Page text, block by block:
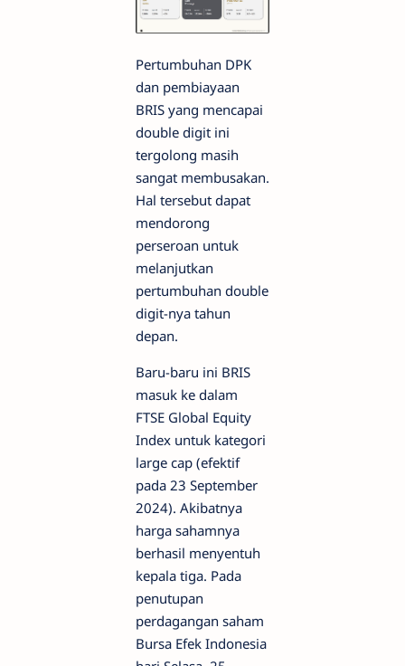
Pertumbuhan DPK
dan pembiayaan
BRIS yang mencapai
double digit ini
tergolong masih
sangat membusakan.
Hal tersebut dapat
mendorong
perseroan untuk
melanjutkan
pertumbuhan double
digit-nya tahun
depan.
Baru-baru ini BRIS
masuk ke dalam
FTSE Global Equity
Index untuk kategori
large cap (efektif
pada 23 September
2024). Akibatnya
harga sahamnya
berhasil menyentuh
kepala tiga. Pada
penutupan
perdagangan saham
Bursa Efek Indonesia